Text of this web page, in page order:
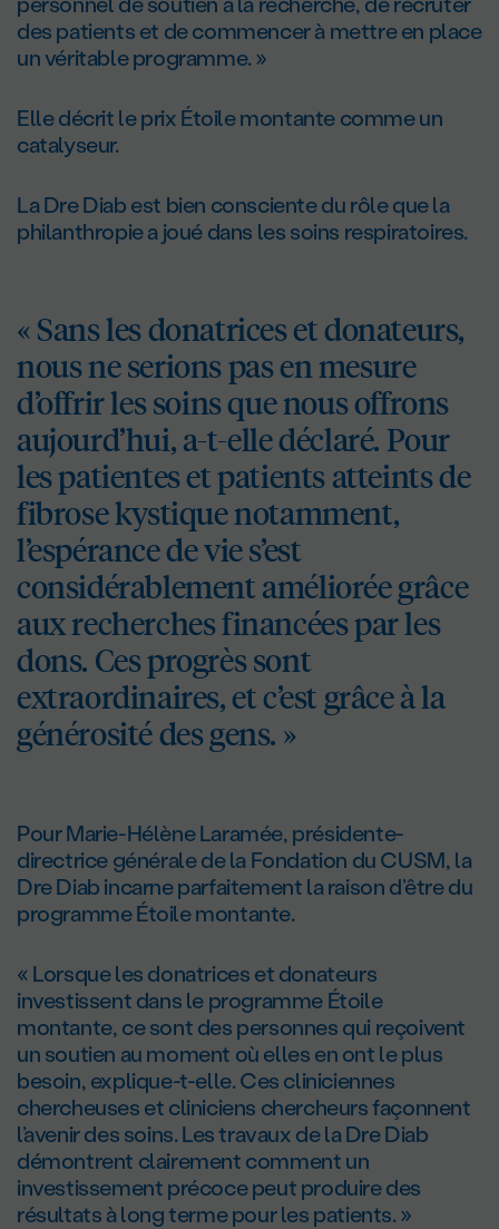
des patients et de commencer à mettre en place
un véritable programme. »
Elle décrit le prix Étoile montante comme un
catalyseur.
La Dre Diab est bien consciente du rôle que la
philanthropie a joué dans les soins respiratoires.
« Sans les donatrices et donateurs,
nous ne serions pas en mesure
d’offrir les soins que nous offrons
aujourd’hui, a-t-elle déclaré. Pour
les patientes et patients atteints de
fibrose kystique notamment,
l’espérance de vie s’est
considérablement améliorée grâce
aux recherches financées par les
dons. Ces progrès sont
extraordinaires, et c’est grâce à la
générosité des gens. »
Pour Marie-Hélène Laramée, présidente-
directrice générale de la Fondation du CUSM, la
Dre Diab incarne parfaitement la raison d’être du
programme Étoile montante.
« Lorsque les donatrices et donateurs
investissent dans le programme Étoile
montante, ce sont des personnes qui reçoivent
un soutien au moment où elles en ont le plus
besoin, explique-t-elle. Ces cliniciennes
chercheuses et cliniciens chercheurs façonnent
l’avenir des soins. Les travaux de la Dre Diab
démontrent clairement comment un
investissement précoce peut produire des
résultats à long terme pour les patients. »